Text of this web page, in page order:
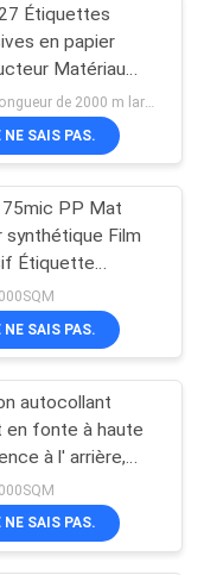
fort
Étiquettes
en papier
Matériau
fabrication
anti-
NE SAIS PAS.
75mic PP Mat
synthétique Film
Étiquette
pour la
d'étiquettes
NE SAIS PAS.
autocollant
en fonte à haute
à l' arrière,
autocollant à
38 mm
NE SAIS PAS.